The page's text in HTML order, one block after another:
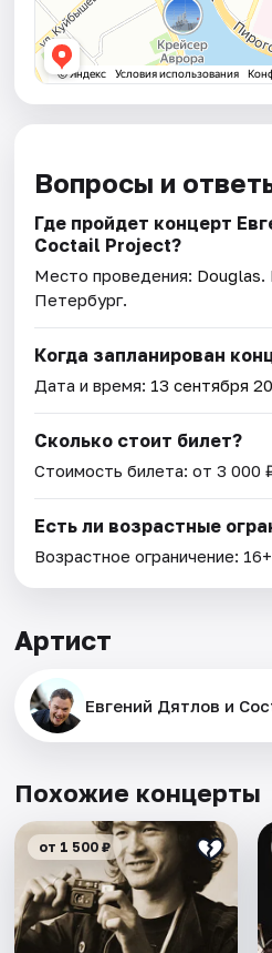
Вопросы и
Где пройдет концерт
Coctail Project?
Место проведения: Douglas.
Петербург.
Когда запланирован
Дата и время: 13 сентября
Сколько стоит билет?
Стоимость билета: от 3 000
Есть ли возрастные
Возрастное ограничение:
Артист
Евгений Дятлов и
Похожие концерты
от 1 500 ₽